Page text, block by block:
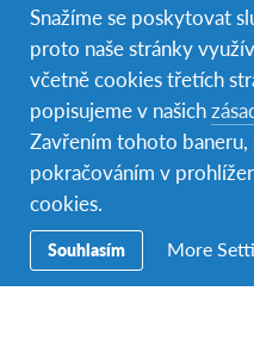
„Tato akce byla pro
kreativní stránku. Hrnky
českých domácností a
studenti mohli domů do
jedinečného,“ popisuje
Snažíme se poskytovat
proto naše stránky
včetně cookies třetích
popisujeme v našich
Zavřením tohoto
pokračováním v
cookies.
Souhlasím More